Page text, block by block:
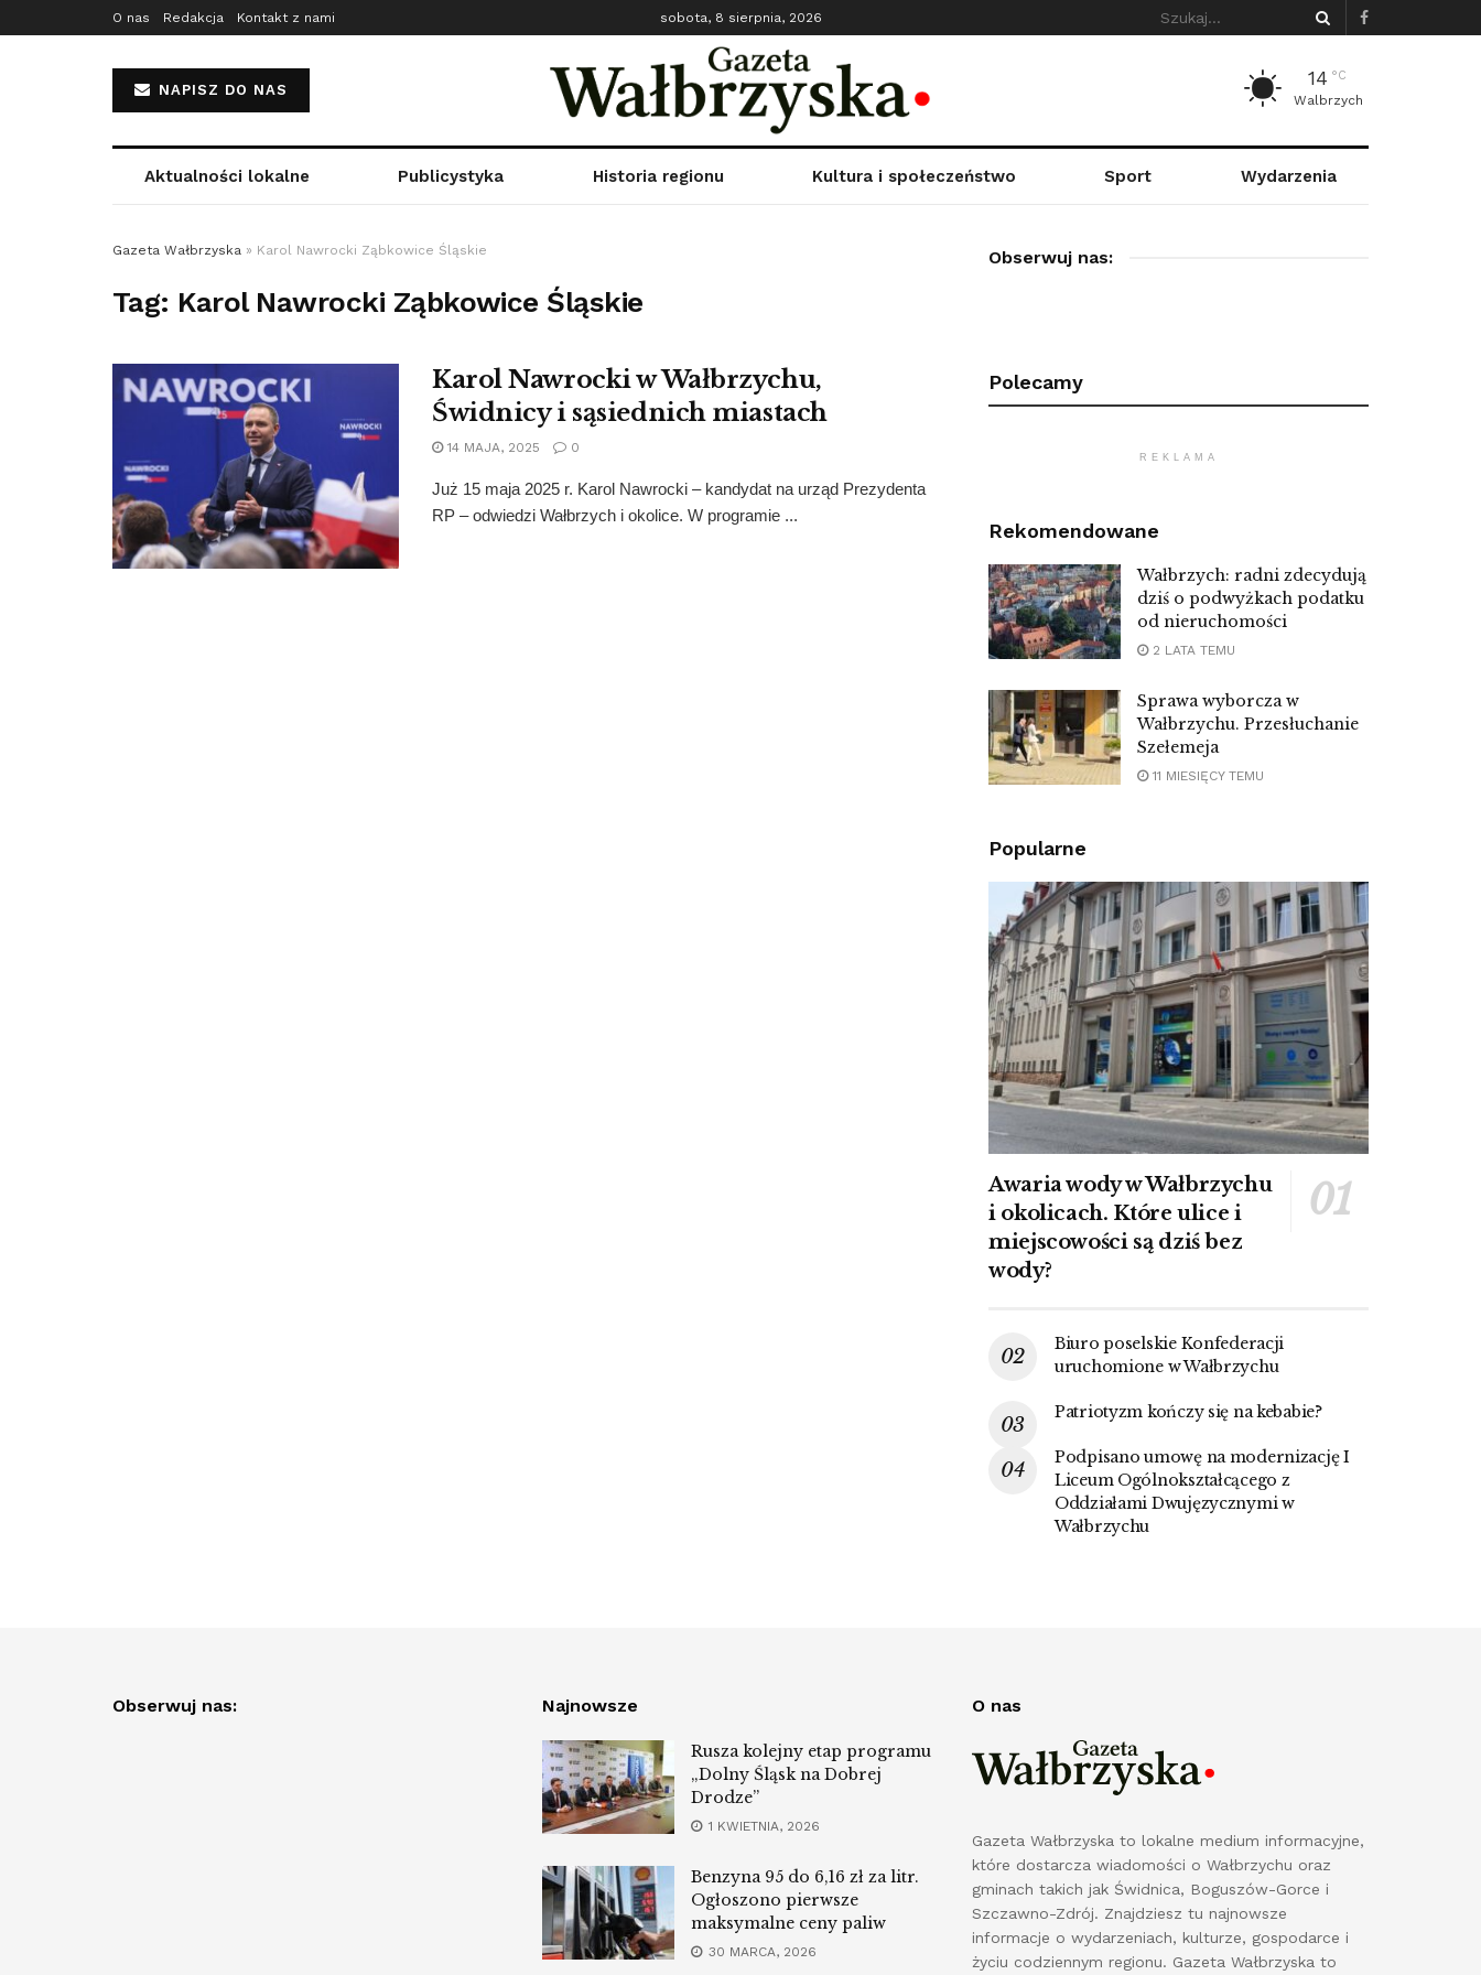
O nas Redakcja Kontakt z nami sobota, 8 sierpnia, 2026
NAPISZ DO NAS
14 °C
Walbrzych
Aktualności lokalne Publicystyka Historia regionu Kultura i społeczeństwo Sport Wydarzenia
Gazeta Wałbrzyska » Karol Nawrocki Ząbkowice Śląskie
Tag: Karol Nawrocki Ząbkowice Śląskie
Karol Nawrocki w Wałbrzychu,
Świdnicy i sąsiednich miastach
14 MAJA, 2025 0
Już 15 maja 2025 r. Karol Nawrocki – kandydat na urząd Prezydenta
RP – odwiedzi Wałbrzych i okolice. W programie ...
Obserwuj nas:
Polecamy
REKLAMA
Rekomendowane
Wałbrzych: radni zdecydują
dziś o podwyżkach podatku
od nieruchomości
2 LATA TEMU
Sprawa wyborcza w
Wałbrzychu. Przesłuchanie
Szełemeja
11 MIESIĘCY TEMU
Popularne
Awaria wody w Wałbrzychu
i okolicach. Które ulice i
miejscowości są dziś bez
wody?
Biuro poselskie Konfederacji
uruchomione w Wałbrzychu
Patriotyzm kończy się na kebabie?
Podpisano umowę na modernizację I
Liceum Ogólnokształcącego z
Oddziałami Dwujęzycznymi w
Wałbrzychu
Obserwuj nas: Najnowsze
Rusza kolejny etap programu
„Dolny Śląsk na Dobrej
Drodze”
1 KWIETNIA, 2026
Benzyna 95 do 6,16 zł za litr.
Ogłoszono pierwsze
maksymalne ceny paliw
30 MARCA, 2026
O nas
Gazeta Wałbrzyska to lokalne medium informacyjne,
które dostarcza wiadomości o Wałbrzychu oraz
gminach takich jak Świdnica, Boguszów-Gorce i
Szczawno-Zdrój. Znajdziesz tu najnowsze
informacje o wydarzeniach, kulturze, gospodarce i
życiu codziennym regionu. Gazeta Wałbrzyska to